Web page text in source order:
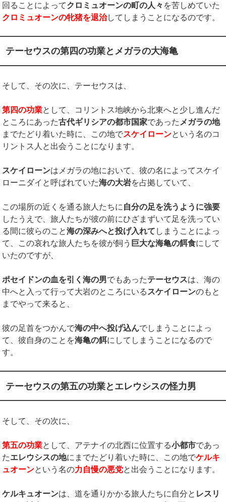
回ることによってクロミュオーンの町の人々 を苦しめていた
クロミュオーンの牝猪を退治してしまうことになるのです。
テーセウスの第四の功業とメガラの大海亀
そして、その次に、テーセウスは、
第四の功業として、コリントス地峡から北東へと少し進んだ
ところにあった古代ギリシアの都市国家であった メガラの地
までたどり着いた時に、この地でスケイローンという名のコ
リントス人と出会うことになります。
スケイローンはメガラの地において、彼の名によってスケイ
ローニダイと呼ばれていた海の大岩を占拠していて、
この場所の近くを通る旅人たちに 自分の足を洗うように強要
したうえで、旅人たちが彼の前にひざまずいて足を洗ってい
る間に彼らのこと海の深みへと投げ入れて しまうことによっ
て、この哀れな旅人たちを彼が飼う 巨大な海亀の餌食にして
いたのですが、
ポセイドンの血を引く海の男でもあったテーセウスは、海の
中へと入って行って大岩のところにいる スケイローンのもと
までやって来ると、
彼の足首をつかんで海の中へ投げ込んでしまうことによっ
て、彼自身のことを海亀の餌にしてしまうことになるので
す。
テーセウスの第五の功業とエレウシスの怪力男
そして、その次に、
第五の功業として、アテナイの北西に位置する小都市であっ
たエレウシスの地にまでたどり着いた時に、この地でケルキ
ュオーンという名の力自慢の悪党と出会うことになります。
ケルキュオーンは、道を通りかかる旅人たちに自分と レスリ